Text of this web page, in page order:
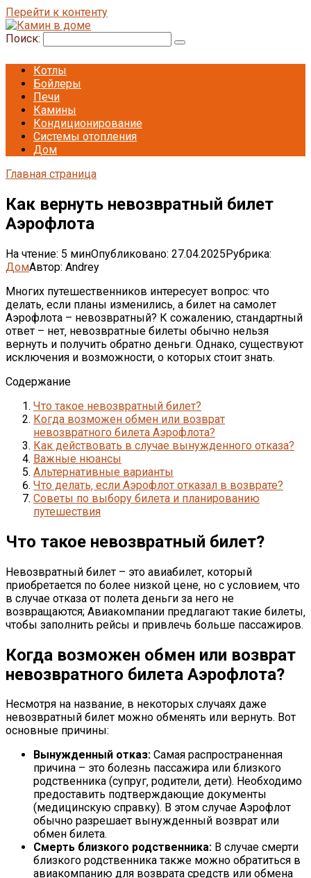
Перейти к контенту
Поиск:
Котлы
Бойлеры
Печи
Камины
Кондиционирование
Системы отопления
Дом
Главная страница
Как вернуть невозвратный билет
Аэрофлота
На чтение: 5 минОпубликовано: 27.04.2025Рубрика:
ДомАвтор: Andrey
Многих путешественников интересует вопрос: что
делать‚ если планы изменились‚ а билет на самолет
Аэрофлота – невозвратный? К сожалению‚ стандартный
ответ – нет‚ невозвратные билеты обычно нельзя
вернуть и получить обратно деньги. Однако‚ существуют
исключения и возможности‚ о которых стоит знать.
Содержание
Что такое невозвратный билет?
Когда возможен обмен или возврат
невозвратного билета Аэрофлота?
Как действовать в случае вынужденного отказа?
Важные нюансы
Альтернативные варианты
Что делать‚ если Аэрофлот отказал в возврате?
Советы по выбору билета и планированию
путешествия
Что такое невозвратный билет?
Невозвратный билет – это авиабилет‚ который
приобретается по более низкой цене‚ но с условием‚ что
в случае отказа от полета деньги за него не
возвращаются; Авиакомпании предлагают такие билеты‚
чтобы заполнить рейсы и привлечь больше пассажиров.
Когда возможен обмен или возврат
невозвратного билета Аэрофлота?
Несмотря на название‚ в некоторых случаях даже
невозвратный билет можно обменять или вернуть. Вот
основные причины:
Вынужденный отказ: Самая распространенная
причина – это болезнь пассажира или близкого
родственника (супруг‚ родители‚ дети). Необходимо
предоставить подтверждающие документы
(медицинскую справку). В этом случае Аэрофлот
обычно разрешает вынужденный возврат или
обмен билета.
Смерть близкого родственника: В случае смерти
близкого родственника также можно обратиться в
авиакомпанию для возврата средств или обмена